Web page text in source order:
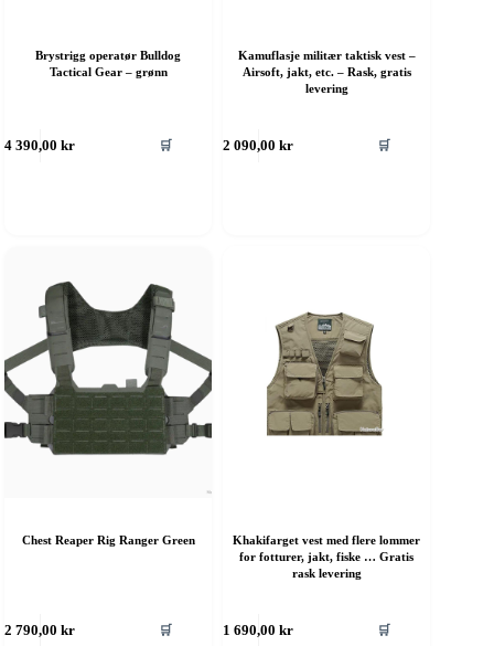
Brystrigg operatør Bulldog
Tactical Gear – grønn
4 390,00kr 🛒
Kamuflasje militær taktisk vest –
Airsoft, jakt, etc. – Rask, gratis
levering
2 090,00kr 🛒
produktet
Chest Reaper Rig Ranger Green
2 790,00kr 🛒
Khakifarget vest med flere lommer
for fotturer, jakt, fiske … Gratis
rask levering
1 690,00kr 🛒
produktet